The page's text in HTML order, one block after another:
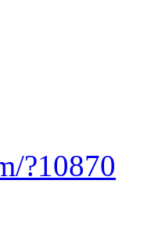
?10870